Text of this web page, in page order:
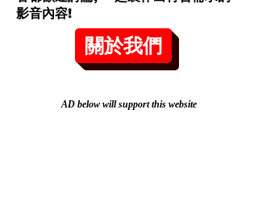
影音內容!​
關於我們
AD below will support this website